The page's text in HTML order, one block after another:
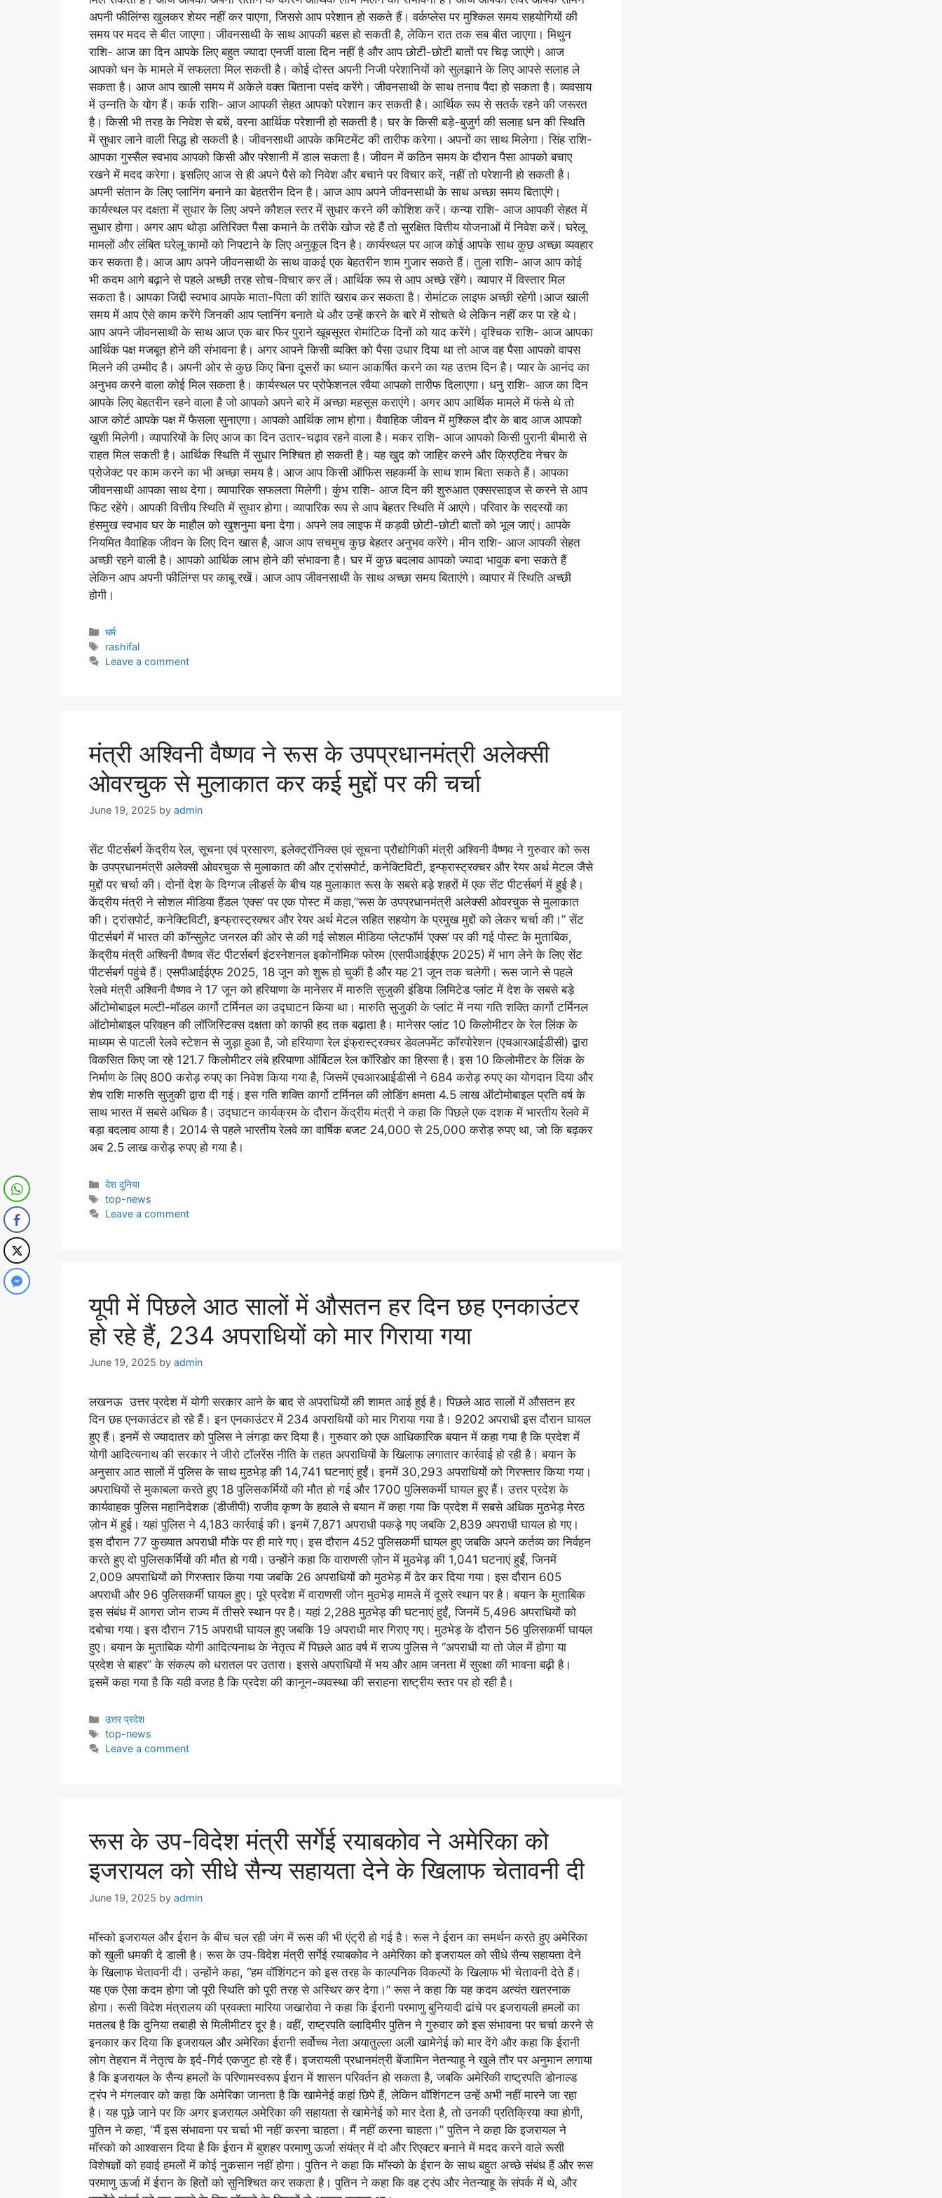
अपनी फीलिंग्स खुलकर शेयर नहीं कर पाएगा, जिससे आप परेशान हो सकते हैं। वर्कप्लेस पर मुश्किल समय सहयोगियों की
समय पर मदद से बीत जाएगा। जीवनसाथी के साथ आपकी बहस हो सकती है, लेकिन रात तक सब बीत जाएगा। मिथुन
राशि- आज का दिन आपके लिए बहुत ज्यादा एनर्जी वाला दिन नहीं है और आप छोटी-छोटी बातों पर चिढ़ जाएंगे। आज
आपको धन के मामले में सफलता मिल सकती है। कोई दोस्त अपनी निजी परेशानियों को सुलझाने के लिए आपसे सलाह ले
सकता है। आज आप खाली समय में अकेले वक्त बिताना पसंद करेंगे। जीवनसाथी के साथ तनाव पैदा हो सकता है। व्यवसाय
में उन्नति के योग हैं। कर्क राशि- आज आपकी सेहत आपको परेशान कर सकती है। आर्थिक रूप से सतर्क रहने की जरूरत
है। किसी भी तरह के निवेश से बचें, वरना आर्थिक परेशानी हो सकती है। घर के किसी बड़े-बुजुर्ग की सलाह धन की स्थिति
में सुधार लाने वाली सिद्ध हो सकती है। जीवनसाथी आपके कमिटमेंट की तारीफ करेगा। अपनों का साथ मिलेगा। सिंह राशि-
आपका गुस्सैल स्वभाव आपको किसी और परेशानी में डाल सकता है। जीवन में कठिन समय के दौरान पैसा आपको बचाए
रखने में मदद करेगा। इसलिए आज से ही अपने पैसे को निवेश और बचाने पर विचार करें, नहीं तो परेशानी हो सकती है।
अपनी संतान के लिए प्लानिंग बनाने का बेहतरीन दिन है। आज आप अपने जीवनसाथी के साथ अच्छा समय बिताएंगे।
कार्यस्थल पर दक्षता में सुधार के लिए अपने कौशल स्तर में सुधार करने की कोशिश करें। कन्या राशि- आज आपकी सेहत में
सुधार होगा। अगर आप थोड़ा अतिरिक्त पैसा कमाने के तरीके खोज रहे हैं तो सुरक्षित वित्तीय योजनाओं में निवेश करें। घरेलू
मामलों और लंबित घरेलू कामों को निपटाने के लिए अनुकूल दिन है। कार्यस्थल पर आज कोई आपके साथ कुछ अच्छा व्यवहार
कर सकता है। आज आप अपने जीवनसाथी के साथ वाकई एक बेहतरीन शाम गुजार सकते हैं। तुला राशि- आज आप कोई
भी कदम आगे बढ़ाने से पहले अच्छी तरह सोच-विचार कर लें। आर्थिक रूप से आप अच्छे रहेंगे। व्यापार में विस्तार मिल
सकता है। आपका जिद्दी स्वभाव आपके माता-पिता की शांति खराब कर सकता है। रोमांटक लाइफ अच्छी रहेगी।आज खाली
समय में आप ऐसे काम करेंगे जिनकी आप प्लानिंग बनाते थे और उन्हें करने के बारे में सोचते थे लेकिन नहीं कर पा रहे थे।
आप अपने जीवनसाथी के साथ आज एक बार फिर पुराने खूबसूरत रोमांटिक दिनों को याद करेंगे। वृश्चिक राशि- आज आपका
आर्थिक पक्ष मजबूत होने की संभावना है। अगर आपने किसी व्यक्ति को पैसा उधार दिया था तो आज वह पैसा आपको वापस
मिलने की उम्मीद है। अपनी ओर से कुछ किए बिना दूसरों का ध्यान आकर्षित करने का यह उत्तम दिन है। प्यार के आनंद का
अनुभव करने वाला कोई मिल सकता है। कार्यस्थल पर प्रोफेशनल रवैया आपको तारीफ दिलाएगा। धनु राशि- आज का दिन
आपके लिए बेहतरीन रहने वाला है जो आपको अपने बारे में अच्छा महसूस कराएंगे। अगर आप आर्थिक मामले में फंसे थे तो
आज कोर्ट आपके पक्ष में फैसला सुनाएगा। आपको आर्थिक लाभ होगा। वैवाहिक जीवन में मुश्किल दौर के बाद आज आपको
खुशी मिलेगी। व्यापारियों के लिए आज का दिन उतार-चढ़ाव रहने वाला है। मकर राशि- आज आपको किसी पुरानी बीमारी से
राहत मिल सकती है। आर्थिक स्थिति में सुधार निश्चित हो सकती है। यह खुद को जाहिर करने और क्रिएटिव नेचर के
प्रोजेक्ट पर काम करने का भी अच्छा समय है। आज आप किसी ऑफिस सहकर्मी के साथ शाम बिता सकते हैं। आपका
जीवनसाथी आपका साथ देगा। व्यापारिक सफलता मिलेगी। कुंभ राशि- आज दिन की शुरुआत एक्सरसाइज से करने से आप
फिट रहेंगे। आपकी वित्तीय स्थिति में सुधार होगा। व्यापारिक रूप से आप बेहतर स्थिति में आएंगे। परिवार के सदस्यों का
हंसमुख स्वभाव घर के माहौल को खुशनुमा बना देगा। अपने लव लाइफ में कड़वी छोटी-छोटी बातों को भूल जाएं। आपके
नियमित वैवाहिक जीवन के लिए दिन खास है, आज आप सचमुच कुछ बेहतर अनुभव करेंगे। मीन राशि- आज आपकी सेहत
अच्छी रहने वाली है। आपको आर्थिक लाभ होने की संभावना है। घर में कुछ बदलाव आपको ज्यादा भावुक बना सकते हैं
लेकिन आप अपनी फीलिंग्स पर काबू रखें। आज आप जीवनसाथी के साथ अच्छा समय बिताएंगे। व्यापार में स्थिति अच्छी
होगी।
धर्म
rashifal
Leave a comment
मंत्री अश्विनी वैष्णव ने रूस के उपप्रधानमंत्री अलेक्सी
ओवरचुक से मुलाकात कर कई मुद्दों पर की चर्चा
June 19, 2025 by admin
सेंट पीटर्सबर्ग केंद्रीय रेल, सूचना एवं प्रसारण, इलेक्ट्रॉनिक्स एवं सूचना प्रौद्योगिकी मंत्री अश्विनी वैष्णव ने गुरुवार को रूस
के उपप्रधानमंत्री अलेक्सी ओवरचुक से मुलाकात की और ट्रांसपोर्ट, कनेक्टिविटी, इन्फ्रास्ट्रक्चर और रेयर अर्थ मेटल जैसे
मुद्दों पर चर्चा की। दोनों देश के दिग्गज लीडर्स के बीच यह मुलाकात रूस के सबसे बड़े शहरों में एक सेंट पीटर्सबर्ग में हुई है।
केंद्रीय मंत्री ने सोशल मीडिया हैंडल ‘एक्स’ पर एक पोस्ट में कहा,”रूस के उपप्रधानमंत्री अलेक्सी ओवरचुक से मुलाकात
की। ट्रांसपोर्ट, कनेक्टिविटी, इन्फ्रास्ट्रक्चर और रेयर अर्थ मेटल सहित सहयोग के प्रमुख मुद्दों को लेकर चर्चा की।” सेंट
पीटर्सबर्ग में भारत की कॉन्सुलेट जनरल की ओर से की गई सोशल मीडिया प्लेटफॉर्म ‘एक्स’ पर की गई पोस्ट के मुताबिक,
केंद्रीय मंत्री अश्विनी वैष्णव सेंट पीटर्सबर्ग इंटरनेशनल इकोनॉमिक फोरम (एसपीआईईएफ 2025) में भाग लेने के लिए सेंट
पीटर्सबर्ग पहुंचे हैं। एसपीआईईएफ 2025, 18 जून को शुरू हो चुकी है और यह 21 जून तक चलेगी। रूस जाने से पहले
रेलवे मंत्री अश्विनी वैष्णव ने 17 जून को हरियाणा के मानेसर में मारुति सुजुकी इंडिया लिमिटेड प्लांट में देश के सबसे बड़े
ऑटोमोबाइल मल्टी-मॉडल कार्गो टर्मिनल का उद्घाटन किया था। मारुति सुजुकी के प्लांट में नया गति शक्ति कार्गो टर्मिनल
ऑटोमोबाइल परिवहन की लॉजिस्टिक्स दक्षता को काफी हद तक बढ़ाता है। मानेसर प्लांट 10 किलोमीटर के रेल लिंक के
माध्यम से पाटली रेलवे स्टेशन से जुड़ा हुआ है, जो हरियाणा रेल इंफ्रास्ट्रक्चर डेवलपमेंट कॉरपोरेशन (एचआरआईडीसी) द्वारा
विकसित किए जा रहे 121.7 किलोमीटर लंबे हरियाणा ऑर्बिटल रेल कॉरिडोर का हिस्सा है। इस 10 किलोमीटर के लिंक के
निर्माण के लिए 800 करोड़ रुपए का निवेश किया गया है, जिसमें एचआरआईडीसी ने 684 करोड़ रुपए का योगदान दिया और
शेष राशि मारुति सुजुकी द्वारा दी गई। इस गति शक्ति कार्गो टर्मिनल की लोडिंग क्षमता 4.5 लाख ऑटोमोबाइल प्रति वर्ष के
साथ भारत में सबसे अधिक है। उद्घाटन कार्यक्रम के दौरान केंद्रीय मंत्री ने कहा कि पिछले एक दशक में भारतीय रेलवे में
बड़ा बदलाव आया है। 2014 से पहले भारतीय रेलवे का वार्षिक बजट 24,000 से 25,000 करोड़ रुपए था, जो कि बढ़कर
अब 2.5 लाख करोड़ रुपए हो गया है।
देश दुनिया
top-news
Leave a comment
यूपी में पिछले आठ सालों में औसतन हर दिन छह एनकाउंटर
हो रहे हैं, 234 अपराधियों को मार गिराया गया
June 19, 2025 by admin
लखनऊ उत्तर प्रदेश में योगी सरकार आने के बाद से अपराधियों की शामत आई हुई है। पिछले आठ सालों में औसतन हर
दिन छह एनकाउंटर हो रहे हैं। इन एनकाउंटर में 234 अपराधियों को मार गिराया गया है। 9202 अपराधी इस दौरान घायल
हुए हैं। इनमें से ज्यादातर को पुलिस ने लंगड़ा कर दिया है। गुरुवार को एक आधिकारिक बयान में कहा गया है कि प्रदेश में
योगी आदित्यनाथ की सरकार ने जीरो टॉलरेंस नीति के तहत अपराधियों के खिलाफ लगातार कार्रवाई हो रही है। बयान के
अनुसार आठ सालों में पुलिस के साथ मुठभेड़ की 14,741 घटनाएं हुईं। इनमें 30,293 अपराधियों को गिरफ्तार किया गया।
अपराधियों से मुकाबला करते हुए 18 पुलिसकर्मियों की मौत हो गई और 1700 पुलिसकर्मी घायल हुए हैं। उत्तर प्रदेश के
कार्यवाहक पुलिस महानिदेशक (डीजीपी) राजीव कृष्ण के हवाले से बयान में कहा गया कि प्रदेश में सबसे अधिक मुठभेड़ मेरठ
ज़ोन में हुई। यहां पुलिस ने 4,183 कार्रवाई की। इनमें 7,871 अपराधी पकड़े गए जबकि 2,839 अपराधी घायल हो गए।
इस दौरान 77 कुख्यात अपराधी मौके पर ही मारे गए। इस दौरान 452 पुलिसकर्मी घायल हुए जबकि अपने कर्तव्य का निर्वहन
करते हुए दो पुलिसकर्मियों की मौत हो गयी। उन्होंने कहा कि वाराणसी ज़ोन में मुठभेड़ की 1,041 घटनाएं हुईं, जिनमें
2,009 अपराधियों को गिरफ्तार किया गया जबकि 26 अपराधियों को मुठभेड़ में ढेर कर दिया गया। इस दौरान 605
अपराधी और 96 पुलिसकर्मी घायल हुए। पूरे प्रदेश में वाराणसी जोन मुठभेड़ मामले में दूसरे स्थान पर है। बयान के मुताबिक
इस संबंध में आगरा जोन राज्य में तीसरे स्थान पर है। यहां 2,288 मुठभेड़ की घटनाएं हुईं, जिनमें 5,496 अपराधियों को
दबोचा गया। इस दौरान 715 अपराधी घायल हुए जबकि 19 अपराधी मार गिराए गए। मुठभेड़ के दौरान 56 पुलिसकर्मी घायल
हुए। बयान के मुताबिक योगी आदित्यनाथ के नेतृत्व में पिछले आठ वर्ष में राज्य पुलिस ने “अपराधी या तो जेल में होगा या
प्रदेश से बाहर” के संकल्प को धरातल पर उतारा। इससे अपराधियों में भय और आम जनता में सुरक्षा की भावना बढ़ी है।
इसमें कहा गया है कि यही वजह है कि प्रदेश की कानून-व्यवस्था की सराहना राष्ट्रीय स्तर पर हो रही है।
उत्तर प्रदेश
top-news
Leave a comment
रूस के उप-विदेश मंत्री सर्गेई रयाबकोव ने अमेरिका को
इजरायल को सीधे सैन्य सहायता देने के खिलाफ चेतावनी दी
June 19, 2025 by admin
मॉस्को इजरायल और ईरान के बीच चल रही जंग में रूस की भी एंट्री हो गई है। रूस ने ईरान का समर्थन करते हुए अमेरिका
को खुली धमकी दे डाली है। रूस के उप-विदेश मंत्री सर्गेई रयाबकोव ने अमेरिका को इजरायल को सीधे सैन्य सहायता देने
के खिलाफ चेतावनी दी। उन्होंने कहा, “हम वॉशिंगटन को इस तरह के काल्पनिक विकल्पों के खिलाफ भी चेतावनी देते हैं।
यह एक ऐसा कदम होगा जो पूरी स्थिति को पूरी तरह से अस्थिर कर देगा।” रूस ने कहा कि यह कदम अत्यंत खतरनाक
होगा। रूसी विदेश मंत्रालय की प्रवक्ता मारिया जखारोवा ने कहा कि ईरानी परमाणु बुनियादी ढांचे पर इजरायली हमलों का
मतलब है कि दुनिया तबाही से मिलीमीटर दूर है। वहीं, राष्ट्रपति व्लादिमीर पुतिन ने गुरुवार को इस संभावना पर चर्चा करने से
इनकार कर दिया कि इजरायल और अमेरिका ईरानी सर्वोच्च नेता अयातुल्ला अली खामेनेई को मार देंगे और कहा कि ईरानी
लोग तेहरान में नेतृत्व के इर्द-गिर्द एकजुट हो रहे हैं। इजरायली प्रधानमंत्री बेंजामिन नेतन्याहू ने खुले तौर पर अनुमान लगाया
है कि इजरायल के सैन्य हमलों के परिणामस्वरूप ईरान में शासन परिवर्तन हो सकता है, जबकि अमेरिकी राष्ट्रपति डोनाल्ड
ट्रंप ने मंगलवार को कहा कि अमेरिका जानता है कि खामेनेई कहां छिपे हैं, लेकिन वॉशिंगटन उन्हें अभी नहीं मारने जा रहा
है। यह पूछे जाने पर कि अगर इजरायल अमेरिका की सहायता से खामेनेई को मार देता है, तो उनकी प्रतिक्रिया क्या होगी,
पुतिन ने कहा, “मैं इस संभावना पर चर्चा भी नहीं करना चाहता। मैं नहीं करना चाहता।” पुतिन ने कहा कि इजरायल ने
मॉस्को को आश्वासन दिया है कि ईरान में बुशहर परमाणु ऊर्जा संयंत्र में दो और रिएक्टर बनाने में मदद करने वाले रूसी
विशेषज्ञों को हवाई हमलों में कोई नुकसान नहीं होगा। पुतिन ने कहा कि मॉस्को के ईरान के साथ बहुत अच्छे संबंध हैं और रूस
परमाणु ऊर्जा में ईरान के हितों को सुनिश्चित कर सकता है। पुतिन ने कहा कि वह ट्रंप और नेतन्याहू के संपर्क में थे, और